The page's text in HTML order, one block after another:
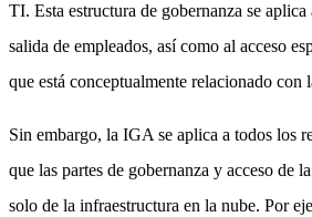
TI. Esta estructura de gobernanza se
salida de empleados, así como al acceso
que está conceptualmente relacionado
Sin embargo, la IGA se aplica a todos los
que las partes de gobernanza y acceso de
solo de la infraestructura en la nube. Por